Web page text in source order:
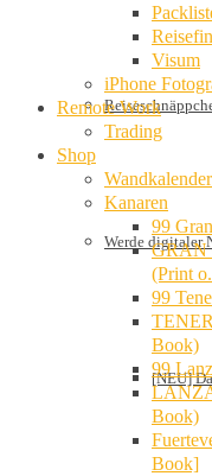
Werde digitaler
[NEU]
Visum
iPhone
Remote Work
Trading
Shop
Kanaren
99
GRAN
(Print
99
Book)
99
Book)
Book]